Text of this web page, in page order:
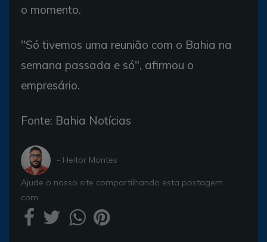
o momento.
"Só tivemos uma reunião com o Bahia na
semana passada e só", afirmou o
empresário.
Fonte: Bahia Notícias
- Heitor Montes
Ajude o nosso site compartilhando esta postagem
com